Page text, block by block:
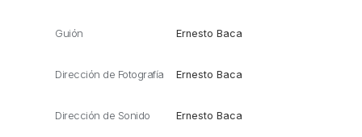
Guión Ernesto Baca
Dirección de Fotografía Ernesto Baca
Dirección de Sonido Ernesto Baca